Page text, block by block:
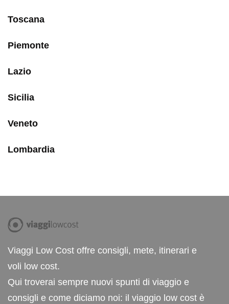
Toscana
Piemonte
Lazio
Sicilia
Veneto
Lombardia
Viaggi Low Cost offre consigli, mete, itinerari e
voli low cost.
Qui troverai sempre nuovi spunti di viaggio e
consigli e come diciamo noi: il viaggio low cost è